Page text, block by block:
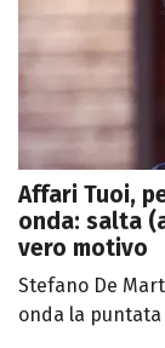
Affari Tuoi,
onda: salta
vero motivo
Stefano De
onda la puntata